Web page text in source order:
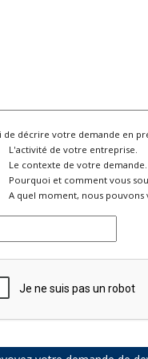
de décrire votre demande en
L'activité de votre entreprise.
Le contexte de votre demande.
Pourquoi et comment vous
A quel moment, nous